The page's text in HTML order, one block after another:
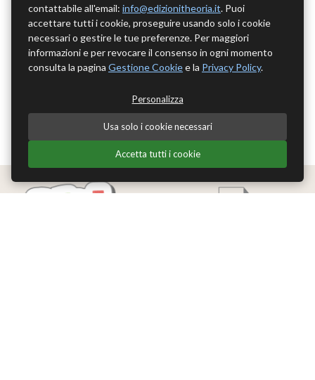
contattabile all'email: info@edizionitheoria.it. Puoi
accettare tutti i cookie, proseguire usando solo i cookie
necessari o gestire le tue preferenze. Per maggiori
informazioni e per revocare il consenso in ogni momento
consulta la pagina Gestione Cookiee la Privacy Policy.
Personalizza
Usa solo i cookie necessari
Accetta tutti i cookie